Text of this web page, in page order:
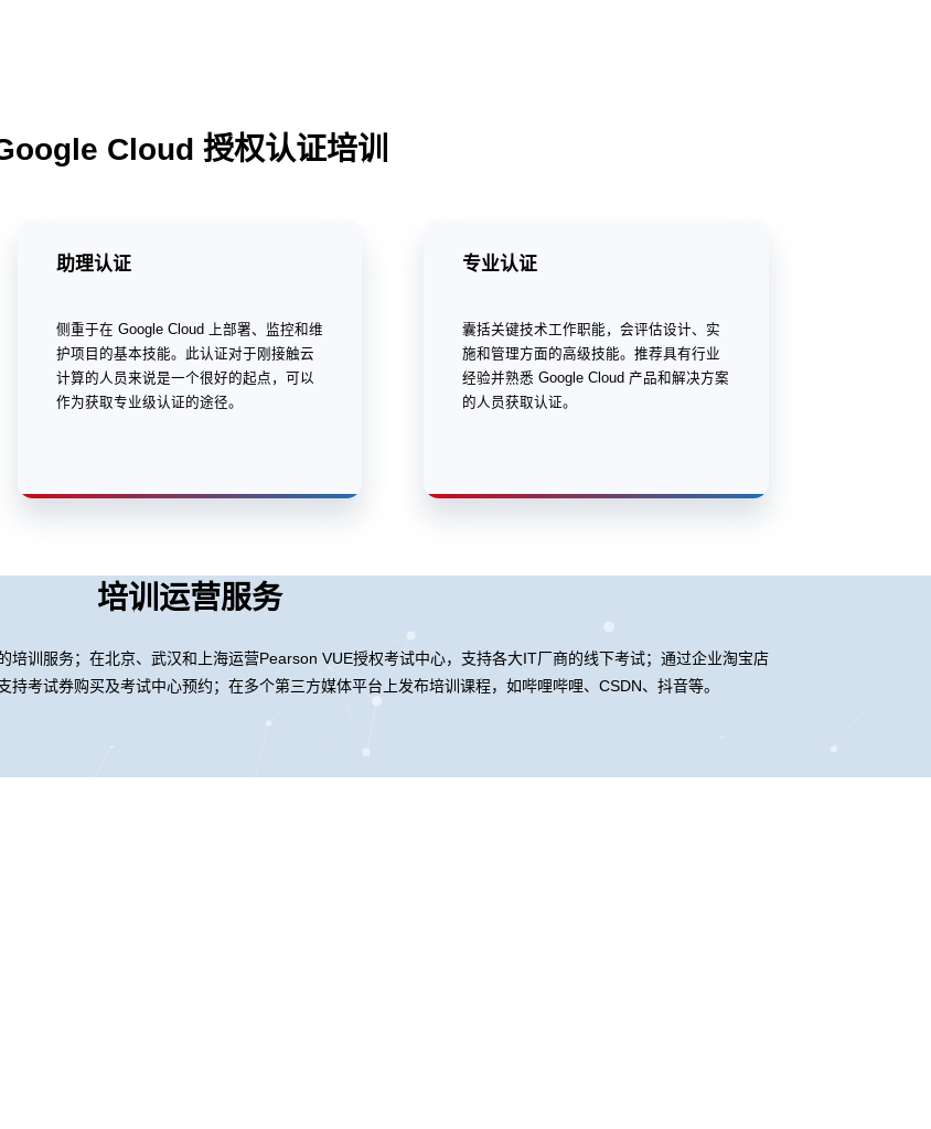
Cloud 授权认证培训
助理认证
侧重于在 Google Cloud 上部署、监控和维
护项目的基本技能。此认证对于刚接触云
计算的人员来说是一个很好的起点，可以
作为获取专业级认证的途径。
专业认证
囊括关键技术工作职能，会评估设计、实
施和管理方面的高级技能。推荐具有行业
经验并熟悉 Google Cloud 产品和解决方案
的人员获取认证。
培训运营服务
培训服务；在北京、武汉和上海运营Pearson VUE授权考试中心，支持各大IT厂商的线下考试；通过企业淘宝店
考试券购买及考试中心预约；在多个第三方媒体平台上发布培训课程，如哔哩哔哩、CSDN、抖音等。